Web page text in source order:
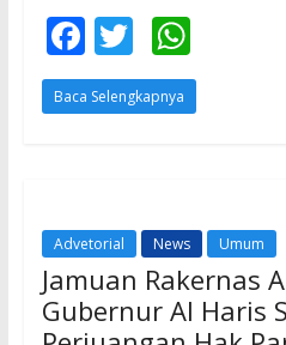
F
ac
e
o
k
T
w
itt
W
h
at
p
p
Baca Selengkapnya
Advetorial News Umum
Jamuan Rakernas
Gubernur Al Haris